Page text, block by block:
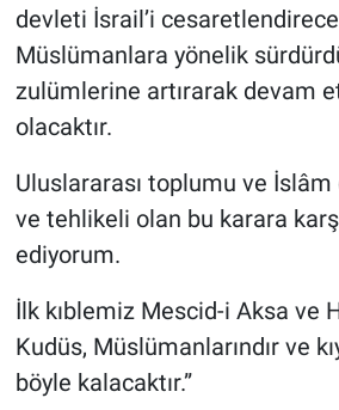
devleti İsrail’i
Müslümanlara yönelik
zulümlerine artırarak devam
olacaktır.
Uluslararası toplumu ve İslâm
ve tehlikeli olan bu karara
ediyorum.
İlk kıblemiz Mescid-i Aksa ve
Kudüs, Müslümanlarındır ve
böyle kalacaktır.”